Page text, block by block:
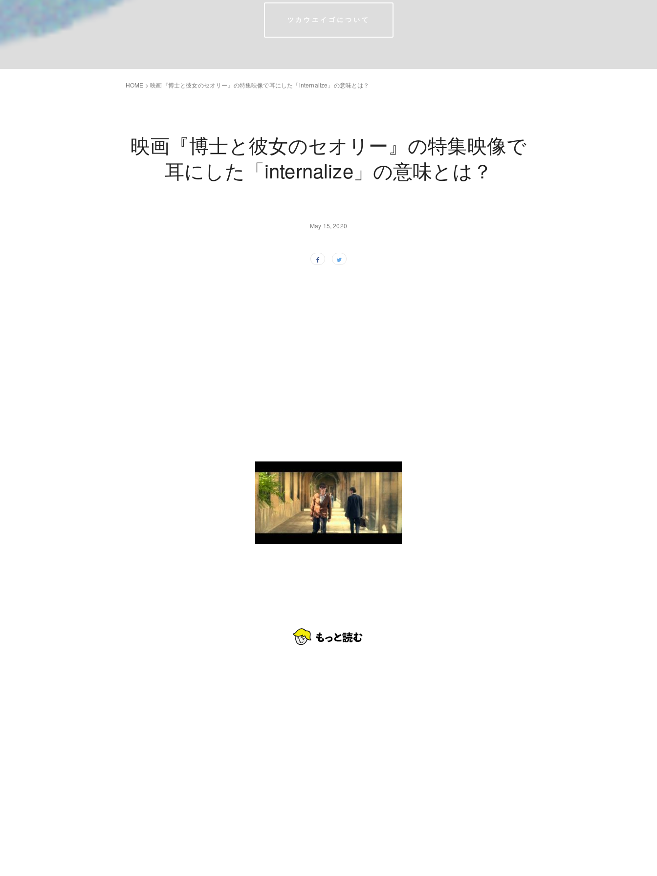
ツカウエイゴについて
HOME >映画『博士と彼女のセオリー』の特集映像で耳にした「internalize」の意味とは？
映画『博士と彼女のセオリー』の特集映像で
耳にした「internalize」の意味とは？
May 15, 2020